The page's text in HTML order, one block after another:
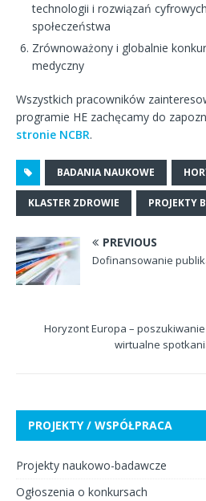
technologii i rozwiązań
społeczeństwa
Zrównoważony i globalnie
medyczny
Wszystkich pracowników
programie HE zachęcamy do
stronie NCBR.
BADANIA NAUKOWE
KLASTER ZDROWIE PROJEKTY
PREVIOUS
Dofinansowanie
Horyzont Europa –
wirtualne
PROJEKTY / WSPÓŁPRACA
Projekty naukowo-badawcze
Ogłoszenia o konkursach